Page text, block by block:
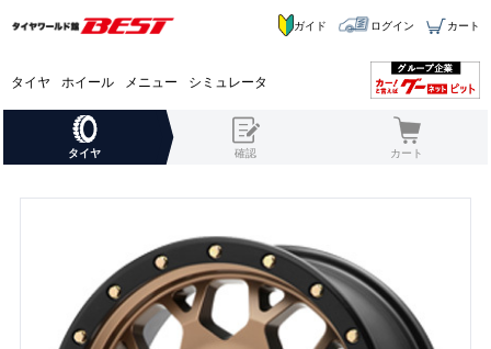
タイヤ ホイール メニュー シミュレータ
ガイド ログイン カート
タイヤ 確認 カート